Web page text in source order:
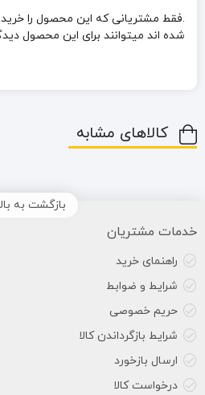
.فقط مشتریانی که این محصول را
شده اند میتوانند برای این محصول
کالاهای مشابه
بازگشت به
خدمات مشتریان
راهنمای خرید
شرایط و ضوابط
حریم خصوصی
شرایط بازگرداندن کالا
ارسال بازخورد
درخواست کالا